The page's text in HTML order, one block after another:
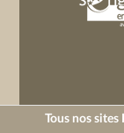
Tous nos sites